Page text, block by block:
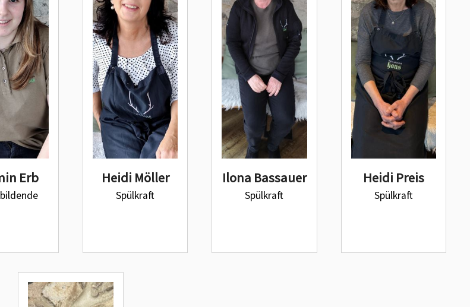
Erb Heidi Möller
Spülkraft
Ilona Bassauer
Spülkraft
Heidi Preis
Spülkraft